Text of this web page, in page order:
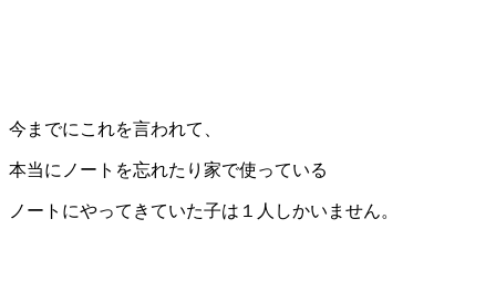
今までにこれを言われて、
本当にノートを忘れたり家で使っている
ノートにやってきていた子は１人しかいません。